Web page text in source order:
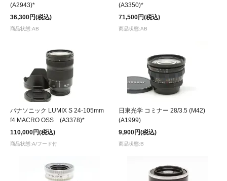
(A2943)*
36,300円(税込)
商品状態:AB
(A3350)*
71,500円(税込)
商品状態:AB
パナソニック LUMIX S 24-105mm
f4 MACRO OSS (A3378)*
110,000円(税込)
商品状態:A/フード付
日東光学 コミナー 28/3.5 (M42)
(A1999)
9,900円(税込)
商品状態:B